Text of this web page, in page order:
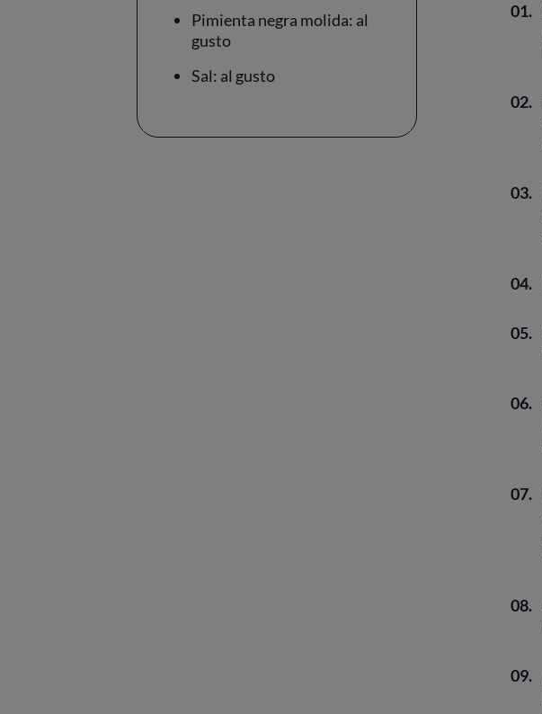
Pimienta negra molida: al
gusto
Sal: al gusto
01.
02.
03.
04.
05.
06.
07.
08.
09.